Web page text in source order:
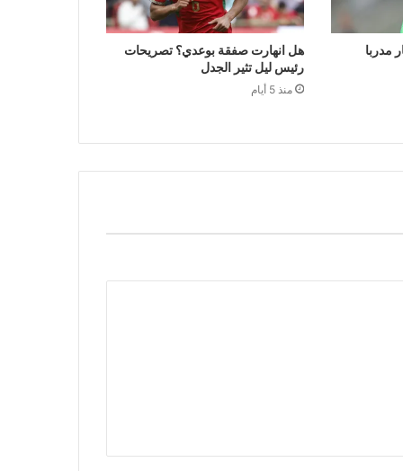
مدربا
هل انهارت صفقة بوعدي؟ تصريحات
رئيس ليل تثير الجدل
منذ 5 أيام